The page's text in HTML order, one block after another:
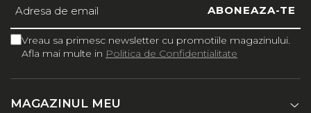
Vreau sa primesc newsletter cu promotiile magazinului.
Afla mai multe in Politica de Confidentialitate
MAGAZINUL MEU